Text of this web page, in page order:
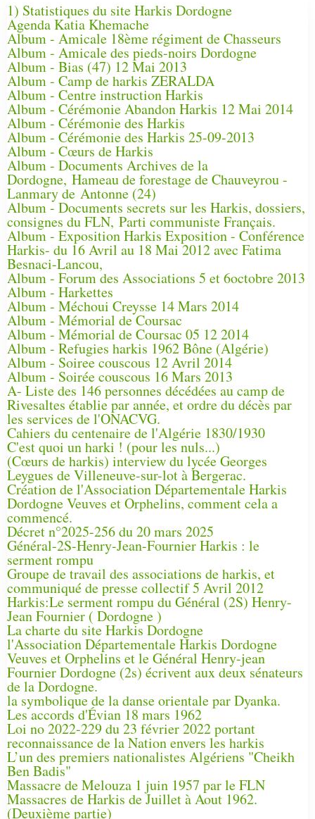
1) Statistiques du site Harkis Dordogne
Agenda Katia Khemache
Album - Amicale 18ème régiment de Chasseurs
Album - Amicale des pieds-noirs Dordogne
Album - Bias (47) 12 Mai 2013
Album - Camp de harkis ZERALDA
Album - Centre instruction Harkis
Album - Cérémonie Abandon Harkis 12 Mai 2014
Album - Cérémonie des Harkis
Album - Cérémonie des Harkis 25-09-2013
Album - Cœurs de Harkis
Album - Documents Archives de la
Dordogne, Hameau de forestage de Chauveyrou -
Lanmary de Antonne (24)
Album - Documents secrets sur les Harkis, dossiers,
consignes du FLN, Parti communiste Français.
Album - Exposition Harkis Exposition - Conférence
Harkis- du 16 Avril au 18 Mai 2012 avec Fatima
Besnaci-Lancou,
Album - Forum des Associations 5 et 6octobre 2013
Album - Harkettes
Album - Méchoui Creysse 14 Mars 2014
Album - Mémorial de Coursac
Album - Mémorial de Coursac 05 12 2014
Album - Refugies harkis 1962 Bône (Algérie)
Album - Soiree couscous 12 Avril 2014
Album - Soirée couscous 16 Mars 2013
A- Liste des 146 personnes décédées au camp de
Rivesaltes établie par année, et ordre du décès par
les services de l'ONACVG.
Cahiers du centenaire de l'Algérie 1830/1930
C'est quoi un harki ! (pour les nuls...)
(Cœurs de harkis) interview du lycée Georges
Leygues de Villeneuve-sur-lot à Bergerac.
Création de l'Association Départementale Harkis
Dordogne Veuves et Orphelins, comment cela a
commencé.
Décret n°2025-256 du 20 mars 2025
Général-2S-Henry-Jean-Fournier Harkis : le
serment rompu
Groupe de travail des associations de harkis, et
communiqué de presse collectif 5 Avril 2012
Harkis:Le serment rompu du Général (2S) Henry-
Jean Fournier ( Dordogne )
La charte du site Harkis Dordogne
l'Association Départementale Harkis Dordogne
Veuves et Orphelins et le Général Henry-jean
Fournier Dordogne (2s) écrivent aux deux sénateurs
de la Dordogne.
la symbolique de la danse orientale par Dyanka.
Les accords d'Évian 18 mars 1962
Loi no 2022-229 du 23 février 2022 portant
reconnaissance de la Nation envers les harkis
L’un des premiers nationalistes Algériens "Cheikh
Ben Badis"
Massacre de Melouza 1 juin 1957 par le FLN
Massacres de Harkis de Juillet à Aout 1962.
(Deuxième partie)